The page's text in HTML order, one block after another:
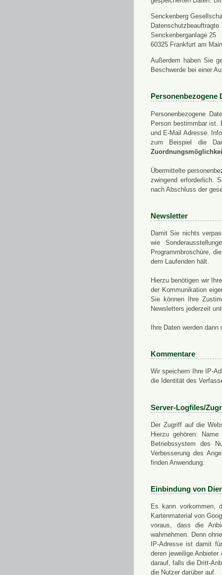
Senckenberg
Datenschutzbeauftragte
Senckenberganlage 25
60325 Frankfurt am Main
Außerdem haben Sie
Beschwerde bei einer
Personenbezogene
Personenbezogene
Person bestimmbar ist.
und E-Mail Adresse.
zum Beispiel die
Übermittelte
zwingend erforderlich.
nach Abschluss der
Newsletter
Damit Sie nichts
wie
Programmbroschüre,
dem Laufenden hält.
Hierzu benötigen wir
der Kommunikation
Sie können Ihre
Newsletters jederzeit
Ihre Daten werden
Kommentare
Wir speichern Ihre IP-
die Identität des
Server-Logfiles/
Der Zugriff auf die
Hierzu gehören:
Betriebssystem des
Verbesserung des
finden Anwendung.
Einbindung von
Es kann vorkommen,
Kartenmaterial von
voraus, dass die
wahrnehmen. Denn
IP-Adresse ist damit
deren jeweilige
darauf, falls die Dritt-
die Nutzer darüber auf.